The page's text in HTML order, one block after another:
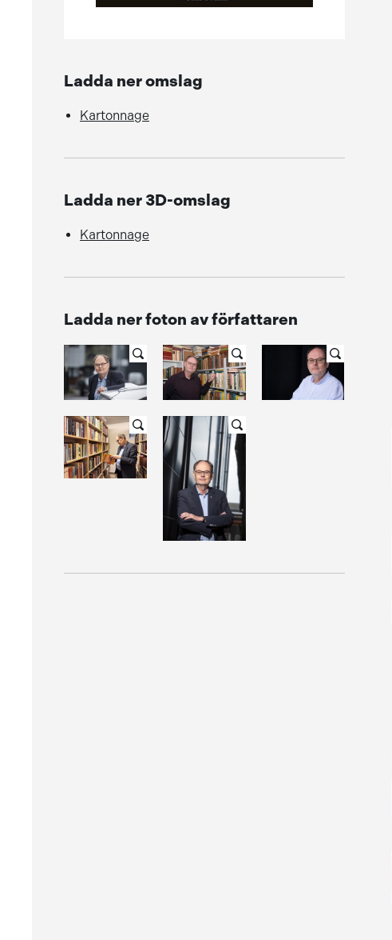
Ladda ner omslag
Kartonnage
Ladda ner 3D-omslag
Kartonnage
Ladda ner foton av författaren